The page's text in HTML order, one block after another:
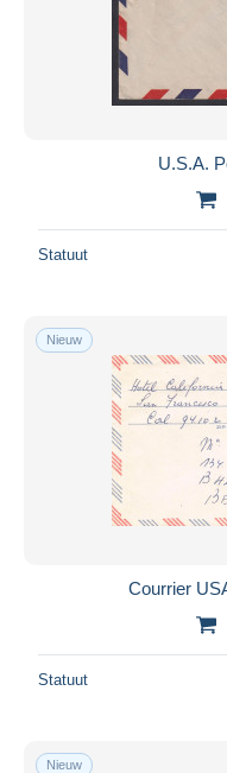
U.S.A.
Statuut
Nieuw
Courrier
Statuut
Nieuw